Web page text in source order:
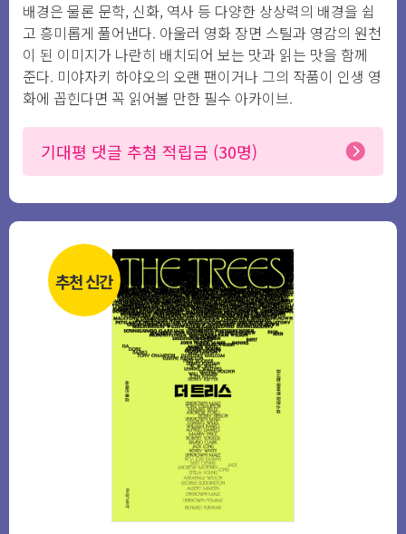
배경은 물론 문학, 신화, 역사 등 다양한 상상력의 배경을 쉽
고 흥미롭게 풀어낸다. 아울러 영화 장면 스틸과 영감의 원천
이 된 이미지가 나란히 배치되어 보는 맛과 읽는 맛을 함께
준다. 미야자키 하야오의 오랜 팬이거나 그의 작품이 인생 영
화에 꼽힌다면 꼭 읽어볼 만한 필수 아카이브.
기대평 댓글 추첨 적립금 (30명)
추천 신간